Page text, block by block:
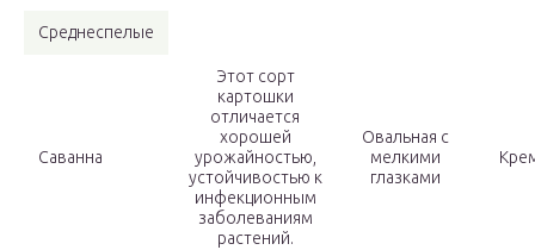
Среднеспелые
Саванна
Этот сорт
картошки
отличается
хорошей
урожайностью,
устойчивостью к
инфекционным
заболеваниям
растений.
Овальная с
мелкими
глазками